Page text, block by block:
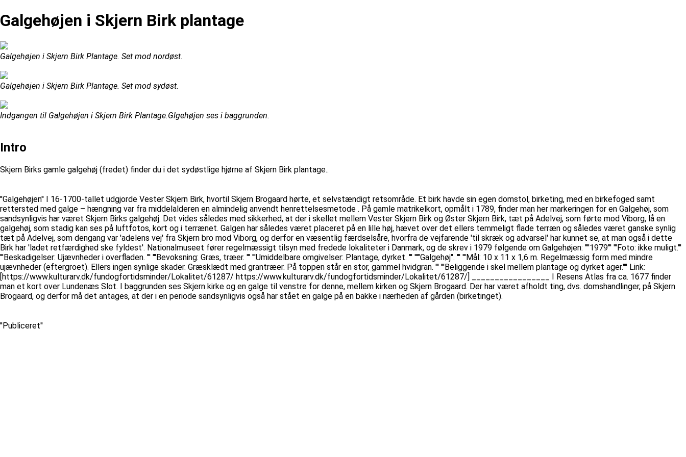
Galgehøjen i Skjern Birk plantage
Galgehøjen i Skjern Birk Plantage. Set mod nordøst.
Galgehøjen i Skjern Birk Plantage. Set mod sydøst.
Indgangen til Galgehøjen i Skjern Birk Plantage.Glgehøjen ses i baggrunden.
Intro
Skjern Birks gamle galgehøj (fredet) finder du i det sydøstlige hjørne af Skjern Birk plantage..
''Galgehøjen'' I 16-1700-tallet udgjorde Vester Skjern Birk, hvortil Skjern Brogaard hørte, et selvstændigt retsområde. Et birk havde sin egen domstol, birketing, med en birkefoged samt
rettersted med galge – hængning var fra middelalderen en almindelig anvendt henrettelsesmetode . På gamle matrikelkort, opmålt i 1789, finder man her markeringen for en Galgehøj, som
sandsynligvis har været Skjern Birks galgehøj. Det vides således med sikkerhed, at der i skellet mellem Vester Skjern Birk og Øster Skjern Birk, tæt på Adelvej, som førte mod Viborg, lå en
galgehøj, som stadig kan ses på luftfotos, kort og i terrænet. Galgen har således været placeret på en lille høj, hævet over det ellers temmeligt flade terræn og således været ganske synlig
tæt på Adelvej, som dengang var 'adelens vej' fra Skjern bro mod Viborg, og derfor en væsentlig færdselsåre, hvorfra de vejfarende 'til skræk og advarsel' har kunnet se, at man også i dette
Birk har 'ladet retfærdighed ske fyldest'. Nationalmuseet fører regelmæssigt tilsyn med fredede lokaliteter i Danmark, og de skrev i 1979 følgende om Galgehøjen: ''''1979''' '''Foto: ikke muligt.'''
'''Beskadigelser: Ujævnheder i overfladen. ''' '''Bevoksning: Græs, træer. ''' '''Umiddelbare omgivelser: Plantage, dyrket. ''' '''"Galgehøj". ''' '''Mål: 10 x 11 x 1,6 m. Regelmæssig form med mindre
ujævnheder (eftergroet). Ellers ingen synlige skader. Græsklædt med grantræer. På toppen står en stor, gammel hvidgran. ''' '''Beliggende i skel mellem plantage og dyrket ager.'''' Link:
[https://www.kulturarv.dk/fundogfortidsminder/Lokalitet/61287/ https://www.kulturarv.dk/fundogfortidsminder/Lokalitet/61287/] _________________ I Resens Atlas fra ca. 1677 finder
man et kort over Lundenæs Slot. I baggrunden ses Skjern kirke og en galge til venstre for denne, mellem kirken og Skjern Brogaard. Der har været afholdt ting, dvs. domshandlinger, på Skjern
Brogaard, og derfor må det antages, at der i en periode sandsynligvis også har stået en galge på en bakke i nærheden af gården (birketinget).
''Publiceret''